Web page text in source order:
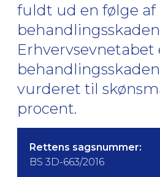
fuldt ud en følge af
Erhvervsevnetabet
vurderet til
procent.
Rettens sagsnummer:
BS 3D-663/2016